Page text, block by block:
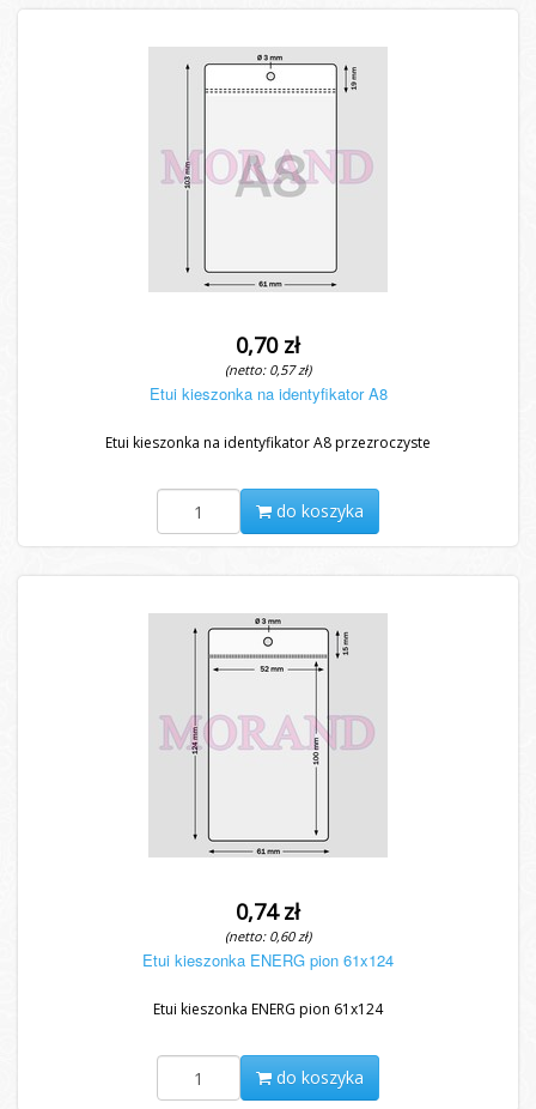
0,70 zł
(netto: 0,57 zł)
Etui kieszonka na identyfikator A8
Etui kieszonka na identyfikator A8 przezroczyste
do koszyka
0,74 zł
(netto: 0,60 zł)
Etui kieszonka ENERG pion 61x124
Etui kieszonka ENERG pion 61x124
do koszyka